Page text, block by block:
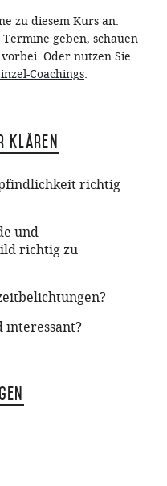
zu diesem Kurs an.
geben, schauen
Oder nutzen Sie
Coachings.
klären
richtig
und
richtig zu
interessant?